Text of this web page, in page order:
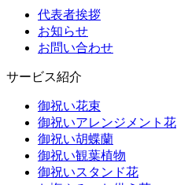
代表者挨拶
お知らせ
お問い合わせ
サービス紹介
御祝い花束
御祝いアレンジメント花
御祝い胡蝶蘭
御祝い観葉植物
御祝いスタンド花